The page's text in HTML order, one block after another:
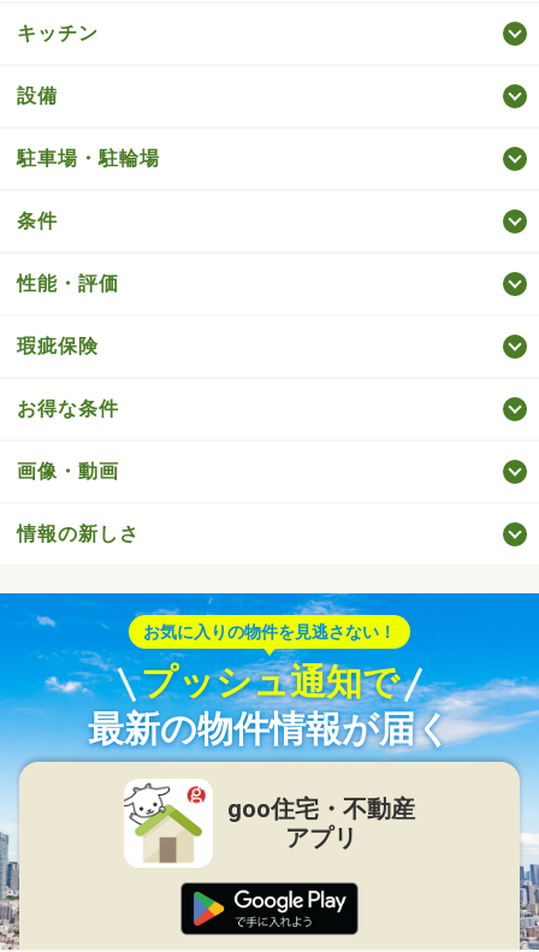
キッチン
設備
駐車場・駐輪場
条件
性能・評価
瑕疵保険
お得な条件
画像・動画
情報の新しさ
お気に入りの物件を見逃さない！
プッシュ通知で
最新の物件情報が届く
goo住宅・不動産
アプリ